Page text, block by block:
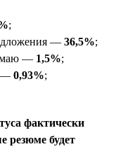
;
— 36,5%;
— 1,5%;
— 0,93%;
фактически
резюме будет